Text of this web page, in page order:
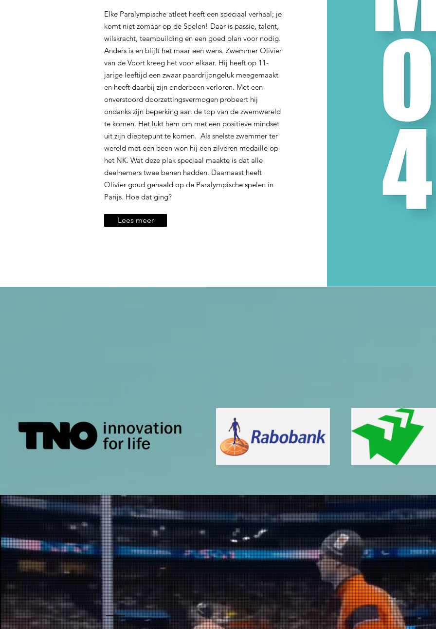
Elke Paralympische atleet heeft een speciaal verhaal; je
komt niet zomaar op de Spelen! Daar is passie, talent,
wilskracht, teambuilding en een goed plan voor nodig.
Anders is en blijft het maar een wens. Zwemmer Olivier
van de Voort kreeg het voor elkaar. Hij heeft op 11-
jarige leeftijd een zwaar paardrijongeluk meegemaakt
en heeft daarbij zijn onderbeen verloren. Met een
onverstoord doorzettingsvermogen probeert hij
ondanks zijn beperking aan de top van de zwemwereld
te komen. Het lukt hem om met een positieve mindset
uit zijn dieptepunt te komen. Als snelste zwemmer ter
wereld met een been won hij een zilveren medaille op
het NK. Wat deze plak speciaal maakte is dat alle
deelnemers twee benen hadden. Daarnaast heeft
Olivier goud gehaald op de Paralympische spelen in
Parijs. Hoe dat ging?
Lees meer